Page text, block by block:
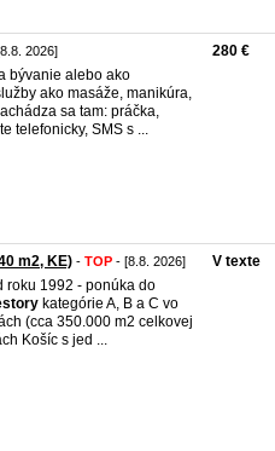
2026]
bývanie alebo ako
ako masáže, manikúra,
sa tam: práčka,
telefonicky, SMS s ...
280 €
m2, KE) - TOP - [8.8. 2026]
roku 1992 - ponúka do
kategórie A, B a C vo
(cca 350.000 m2 celkovej
Košíc s jed ...
V texte